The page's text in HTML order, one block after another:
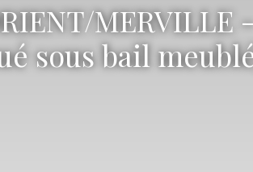
MERVILLE
sous bail